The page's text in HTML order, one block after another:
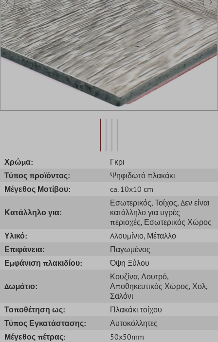
Χρώμα:
Γκρι
Τύπος προϊόντος:
Ψηφιδωτό πλακάκι
Μέγεθος Μοτίβου:
ca. 10x10 cm
Κατάλληλο για:
Εσωτερικός, Τοίχος, Δεν είναι
κατάλληλο για υγρές
περιοχές, Εσωτερικός Χώρος
Υλικό:
Aλουμίνιο, Μέταλλο
Επιφάνεια:
Παγωμένος
Εμφάνιση πλακιδίου:
Όψη Ξύλου
Δωμάτιο:
Κουζίνα, Λουτρό,
Αποθηκευτικός Χώρος, Χολ,
Σαλόνι
Τοποθέτηση ως:
Πλακάκι τοίχου
Τύπος Εγκατάστασης:
Αυτοκόλλητες
Μέγεθος πέτρας:
50x50mm